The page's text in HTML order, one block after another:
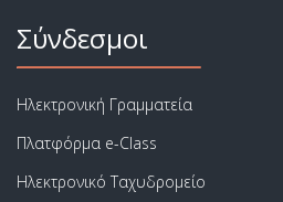
Σύνδεσμοι
Ηλεκτρονική Γραμματεία
Πλατφόρμα e-Class
Ηλεκτρονικό Ταχυδρομείο